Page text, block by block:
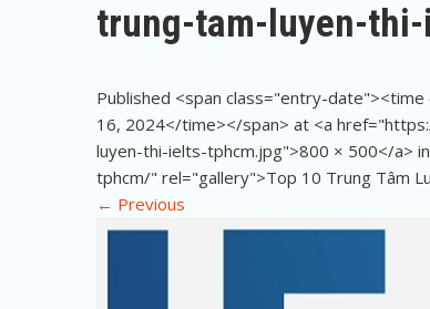
trung-tam-luyen-
Published <span class="entry-
16, 2024</time></span> at <a
luyen-thi-ielts-tphcm.jpg">800 × 500</a>
tphcm/" rel="gallery">Top 10 Trung Tâm
← Previous